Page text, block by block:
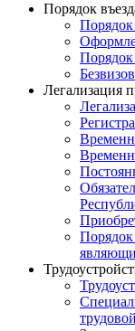
Порядок
Порядок
Порядок
Легализация